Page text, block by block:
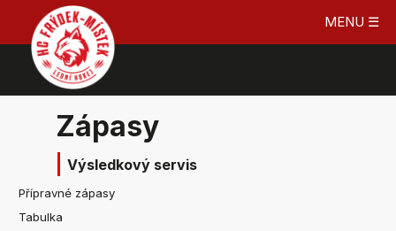
MENU ☰
Zápasy
Výsledkový servis
Přípravné zápasy
Tabulka